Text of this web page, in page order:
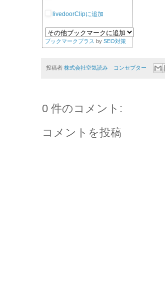
livedoorClipに追加
ブックマークプラス by SEO対策
投稿者 株式会社空気読み コンセプター
0 件のコメント:
コメントを投稿